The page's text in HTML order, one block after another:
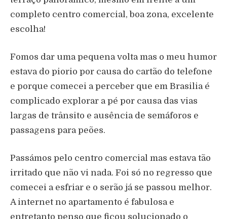
completo centro comercial, boa zona, excelente
escolha!
Fomos dar uma pequena volta mas o meu humor
estava do piorio por causa do cartão do telefone
e porque comecei a perceber que em Brasilia é
complicado explorar a pé por causa das vias
largas de trânsito e ausência de semáforos e
passagens para peões.
Passámos pelo centro comercial mas estava tão
irritado que não vi nada. Foi só no regresso que
comecei a esfriar e o serão já se passou melhor.
A internet no apartamento é fabulosa e
entretanto penso que ficou solucionado o